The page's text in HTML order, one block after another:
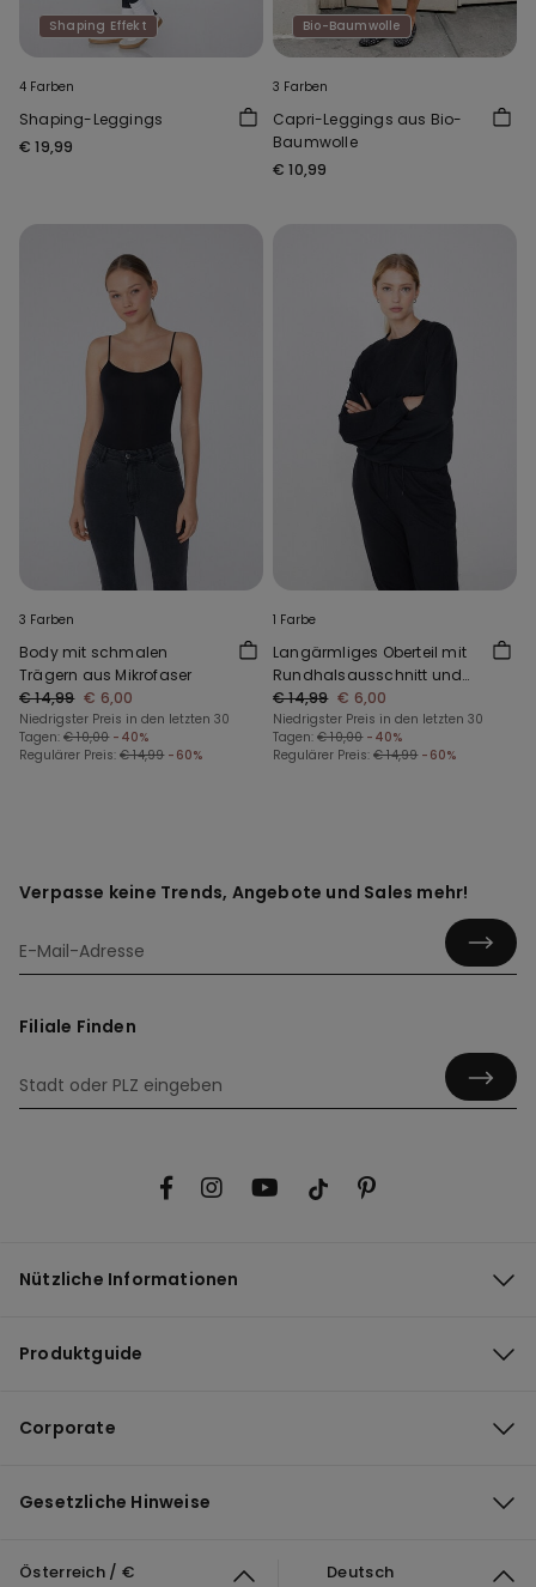
Shaping Effekt
4 Farben
Shaping-Leggings
€ 19,99
Bio-Baumwolle
3 Farben
Capri-Leggings aus Bio-
Baumwolle
€ 10,99
3 Farben
Body mit schmalen
Trägern aus Mikrofaser
€ 14,99 € 6,00
Niedrigster Preis in den letzten 30
Tagen: € 10,00 -40%
Regulärer Preis: € 14,99 -60%
1 Farbe
Langärmliges Oberteil mit
Rundhalsausschnitt und
Bündchen
€ 14,99 € 6,00
Niedrigster Preis in den letzten 30
Tagen: € 10,00 -40%
Regulärer Preis: € 14,99 -60%
Verpasse keine Trends, Angebote und Sales mehr!
Filiale Finden
Nützliche Informationen
Produktguide
Corporate
Gesetzliche Hinweise
Österreich / € Deutsch